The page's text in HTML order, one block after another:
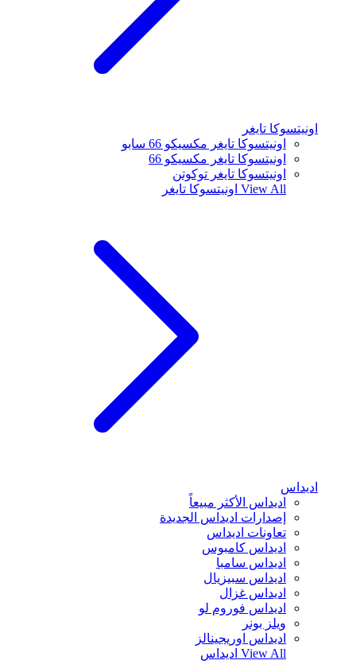
اونيتسوكا تايغر
اونيتسوكا تايغر مكسيكو 66 سابو
اونيتسوكا تايغر مكسيكو 66
اونيتسوكا تايغر توكوتن
View All اونيتسوكا تايغر
اديداس
اديداس الأكثر مبيعاً
إصدارات اديداس الجديدة
تعاونات اديداس
اديداس كامبوس
اديداس سامبا
اديداس سبيزيال
اديداس غزال
اديداس فوروم لو
ويلز بونر
اديداس اوريجينالز
View All اديداس